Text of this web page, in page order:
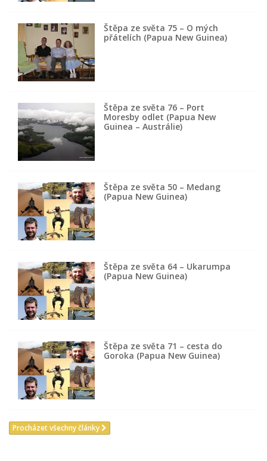
Štěpa ze světa 75 – O mých
přátelích (Papua New Guinea)
Štěpa ze světa 76 – Port
Moresby odlet (Papua New
Guinea – Austrálie)
Štěpa ze světa 50 – Medang
(Papua New Guinea)
Štěpa ze světa 64 – Ukarumpa
(Papua New Guinea)
Štěpa ze světa 71 – cesta do
Goroka (Papua New Guinea)
Procházet všechny články